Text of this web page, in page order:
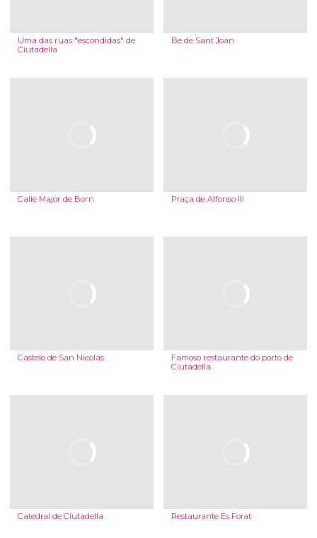
Uma das ruas "escondidas" de
Ciutadella
Be de Sant Joan
Calle Major de Born Praça de Alfonso III
Castelo de San Nicolás
Famoso restaurante do porto de
Ciutadella
Catedral de Ciutadella Restaurante Es Forat